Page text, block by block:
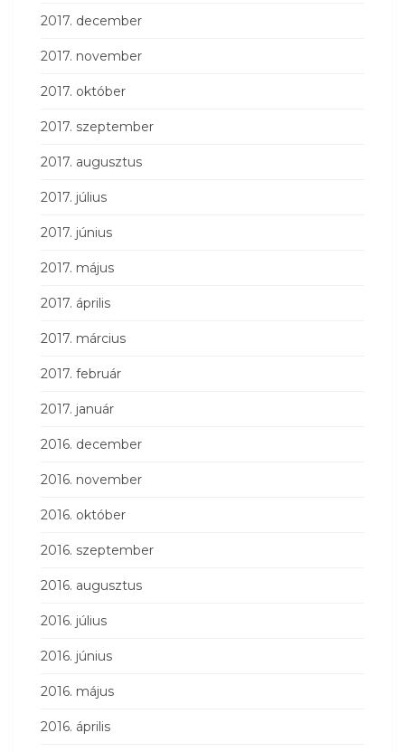
2017. december
2017. november
2017. október
2017. szeptember
2017. augusztus
2017. július
2017. június
2017. május
2017. április
2017. március
2017. február
2017. január
2016. december
2016. november
2016. október
2016. szeptember
2016. augusztus
2016. július
2016. június
2016. május
2016. április